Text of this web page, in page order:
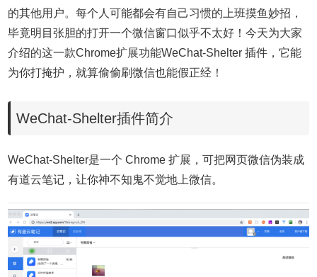
的其他用户。每个人可能都会有自己习惯的上班摸鱼妙招，
毕竟明目张胆的打开一个微信窗口似乎不太好！今天为大家
介绍的这一款Chrome扩展功能WeChat-Shelter 插件，它能
为你打掩护，就算偷偷刷微信也能假正经！
WeChat-Shelter插件简介
WeChat-Shelter是一个 Chrome 扩展，可把网页微信伪装成
有道云笔记，让你神不知鬼不觉地上微信。